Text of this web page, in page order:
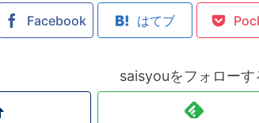
Facebook はてブ
saisyouをフォローす